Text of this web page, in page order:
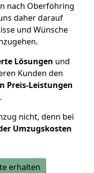
nach Oberföhring
daher darauf
und Wünsche
Lösungen und
Kunden den
Preis-Leistungen
nicht, denn bei
Umzugskosten
erhalten